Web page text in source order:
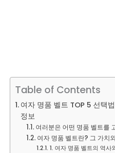
Table of Contents
여자 명품 벨트 TOP 5 선택
정보
여러분은 어떤 명품 벨트를
여자 명품 벨트란? 그 가치
1. 여자 명품 벨트의 역사